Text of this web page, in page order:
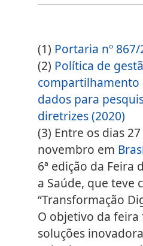
(1) Portaria nº 867/
(2) Política de
compartilhamento
dados para
diretrizes (2020)
(3) Entre os dias
novembro em
6ª edição da Feira
a Saúde, que teve
“Transformação
O objetivo da
soluções